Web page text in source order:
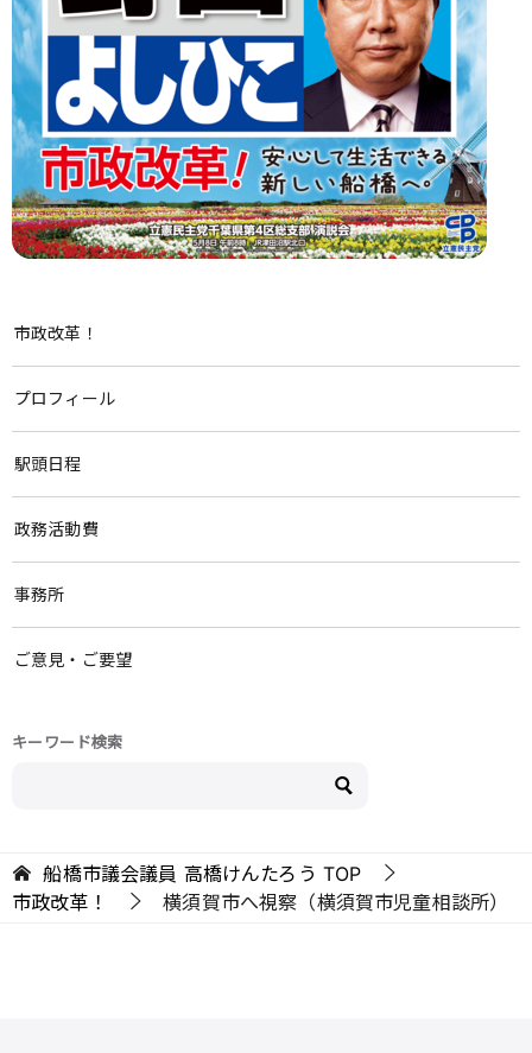
市政改革！
プロフィール
駅頭日程
政務活動費
事務所
ご意見・ご要望
キーワード検索
船橋市議会議員 高橋けんたろう TOP
市政改革！
横須賀市へ視察（横須賀市児童相談所）